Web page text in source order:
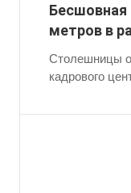
Бесшовная
метров в
Столешницы
кадрового